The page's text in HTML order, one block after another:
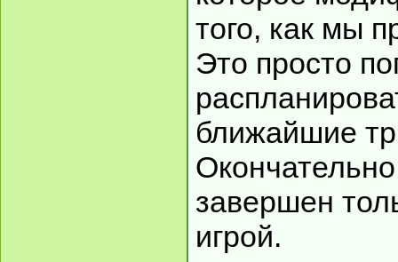
того, как мы
Это просто
ближайшие
завершен
игрой.